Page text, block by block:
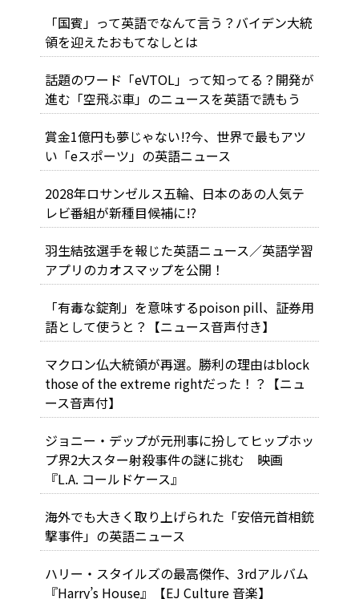
「国賓」って英語でなんて言う？バイデン大統
領を迎えたおもてなしとは
話題のワード「eVTOL」って知ってる？開発が
進む「空飛ぶ車」のニュースを英語で読もう
賞金1億円も夢じゃない!?今、世界で最もアツ
い「eスポーツ」の英語ニュース
2028年ロサンゼルス五輪、日本のあの人気テ
レビ番組が新種目候補に!?
羽生結弦選手を報じた英語ニュース／英語学習
アプリのカオスマップを公開！
「有毒な錠剤」を意味するpoison pill、証券用
語として使うと？【ニュース音声付き】
マクロン仏大統領が再選。勝利の理由はblock
those of the extreme rightだった！？【ニュ
ース音声付】
ジョニー・デップが元刑事に扮してヒップホッ
プ界2大スター射殺事件の謎に挑む 映画
『L.A. コールドケース』
海外でも大きく取り上げられた「安倍元首相銃
撃事件」の英語ニュース
ハリー・スタイルズの最高傑作、3rdアルバム
『Harry’s House』【EJ Culture 音楽】